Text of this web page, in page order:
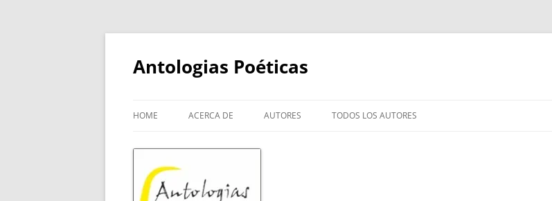
Skip
Antologias Poéticas
HOME ACERCA DE AUTORES TODOS LOS AUTORES